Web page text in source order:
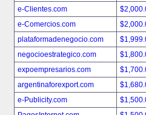
e-Clientes.com
e-Comercios.com
plataformadenegocio.com
negocioestrategico.com
expoempresarios.com
argentinaforexport.com
e-Publicity.com